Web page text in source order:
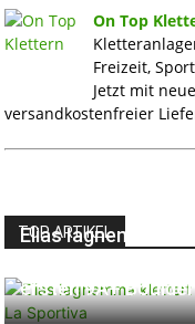
On Top
Freizeit,
Jetzt mit
versandkostenfreier
TOP ARTIKEL
Elias Iagnemma
ersten 9A+ Boulder